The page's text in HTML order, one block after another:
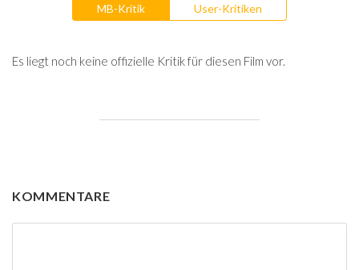
MB-Kritik User-Kritiken
Es liegt noch keine offizielle Kritik für diesen Film vor.
KOMMENTARE